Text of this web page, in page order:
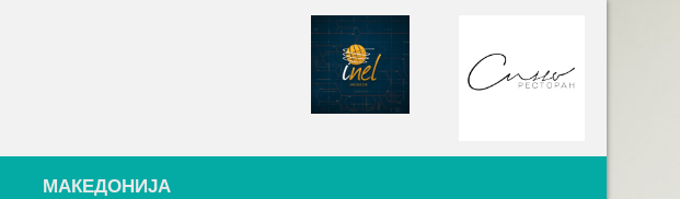
МАКЕДОНИЈА